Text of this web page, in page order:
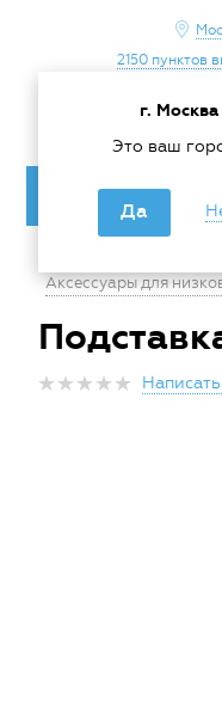
г. Москва
Это ваш
Да
2150 пунктов
Каталог
Аксессуары для